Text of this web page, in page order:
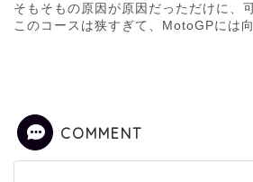
そもそもの原因が原因だっただけに、
このコースは狭すぎて、MotoGPには
COMMENT